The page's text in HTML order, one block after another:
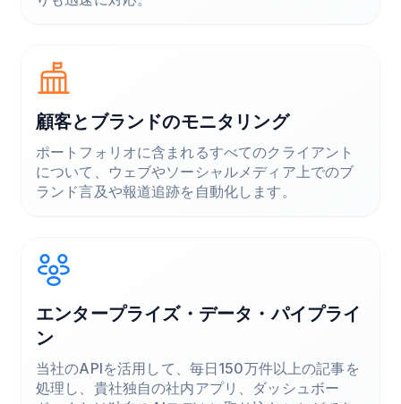
顧客とブランドのモニタリング
ポートフォリオに含まれるすべてのクライアント
について、ウェブやソーシャルメディア上でのブ
ランド言及や報道追跡を自動化します。
エンタープライズ・データ・パイプライ
ン
当社のAPIを活用して、毎日150万件以上の記事を
処理し、貴社独自の社内アプリ、ダッシュボー